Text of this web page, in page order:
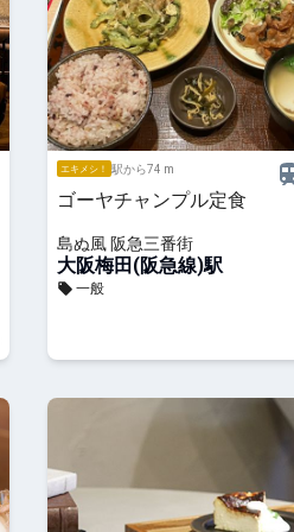
エキメシ！ 駅から74 m
ゴーヤチャンプル定食
島ぬ風 阪急三番街
大阪梅田(阪急線)駅
一般